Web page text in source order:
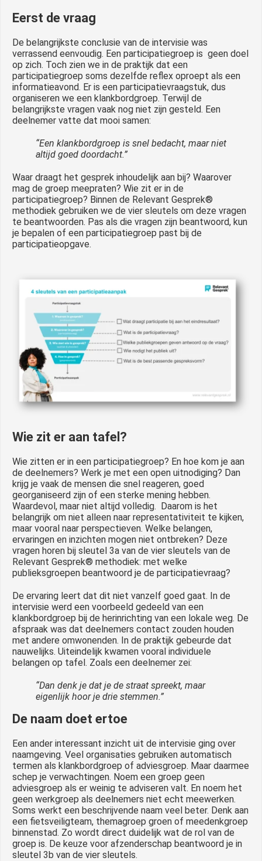
Eerst de vraag
De belangrijkste conclusie van de intervisie was
verrassend eenvoudig. Een participatiegroep is geen doel
op zich. Toch zien we in de praktijk dat een
participatiegroep soms dezelfde reflex oproept als een
informatieavond. Er is een participatievraagstuk, dus
organiseren we een klankbordgroep. Terwijl de
belangrijkste vragen vaak nog niet zijn gesteld. Een
deelnemer vatte dat mooi samen:
“Een klankbordgroep is snel bedacht, maar niet
altijd goed doordacht.”
Waar draagt het gesprek inhoudelijk aan bij? Waarover
mag de groep meepraten? Wie zit er in de
participatiegroep? Binnen de Relevant Gesprek®
methodiek gebruiken we de vier sleutels om deze vragen
te beantwoorden. Pas als die vragen zijn beantwoord, kun
je bepalen of een participatiegroep past bij de
participatieopgave.
Wie zit er aan tafel?
Wie zitten er in een participatiegroep? En hoe kom je aan
de deelnemers? Werk je met een open uitnodiging? Dan
krijg je vaak de mensen die snel reageren, goed
georganiseerd zijn of een sterke mening hebben.
Waardevol, maar niet altijd volledig. Daarom is het
belangrijk om niet alleen naar representativiteit te kijken,
maar vooral naar perspectieven. Welke belangen,
ervaringen en inzichten mogen niet ontbreken? Deze
vragen horen bij sleutel 3a van de vier sleutels van de
Relevant Gesprek® methodiek: met welke
publieksgroepen beantwoord je de participatievraag?
De ervaring leert dat dit niet vanzelf goed gaat. In de
intervisie werd een voorbeeld gedeeld van een
klankbordgroep bij de herinrichting van een lokale weg. De
afspraak was dat deelnemers contact zouden houden
met andere omwonenden. In de praktijk gebeurde dat
nauwelijks. Uiteindelijk kwamen vooral individuele
belangen op tafel. Zoals een deelnemer zei:
“Dan denk je dat je de straat spreekt, maar
eigenlijk hoor je drie stemmen.”
De naam doet ertoe
Een ander interessant inzicht uit de intervisie ging over
naamgeving. Veel organisaties gebruiken automatisch
termen als klankbordgroep of adviesgroep. Maar daarmee
schep je verwachtingen. Noem een groep geen
adviesgroep als er weinig te adviseren valt. En noem het
geen werkgroep als deelnemers niet echt meewerken.
Soms werkt een beschrijvende naam veel beter. Denk aan
een fietsveiligteam, themagroep groen of meedenkgroep
binnenstad. Zo wordt direct duidelijk wat de rol van de
groep is. De keuze voor afzenderschap beantwoord je in
sleutel 3b van de vier sleutels.